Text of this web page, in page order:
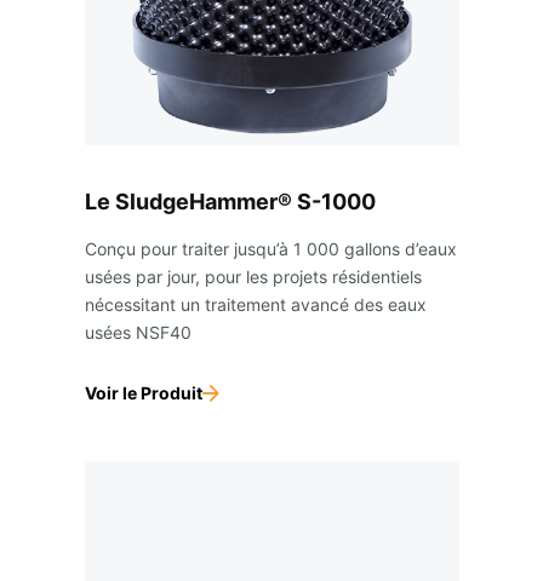
Le SludgeHammer® S-1000
Conçu pour traiter jusqu’à 1 000 gallons d’eaux
usées par jour, pour les projets résidentiels
nécessitant un traitement avancé des eaux
usées NSF40
Voir le Produit